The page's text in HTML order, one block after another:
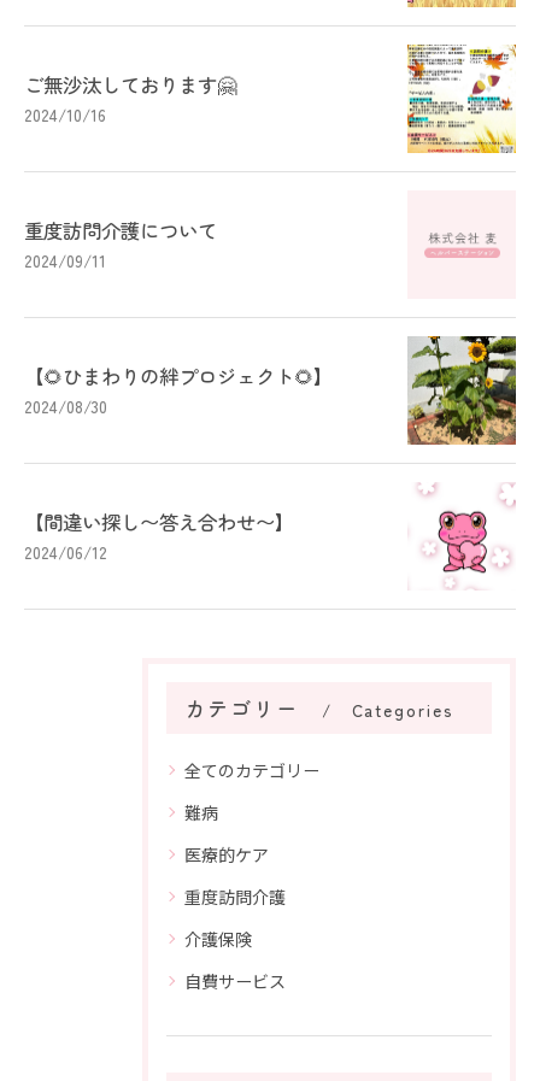
ご無沙汰しております🤗
2024/10/16
重度訪問介護について
2024/09/11
【🌻ひまわりの絆プロジェクト🌻】
2024/08/30
【間違い探し〜答え合わせ〜】
2024/06/12
カテゴリー Categories
全てのカテゴリー
難病
医療的ケア
重度訪問介護
介護保険
自費サービス